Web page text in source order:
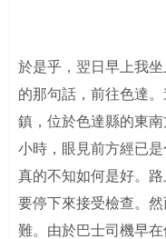
於是乎，翌日早上我
的那句話，前往色達
鎮，位於色達縣的東
小時，眼見前方經已
真的不知如何是好。
要停下來接受檢查。
難。由於巴士司機早